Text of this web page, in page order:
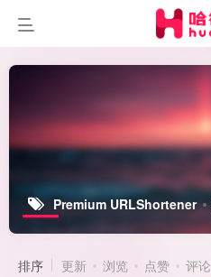
Premium URLShortener
排序 更新 浏览 点赞 评论